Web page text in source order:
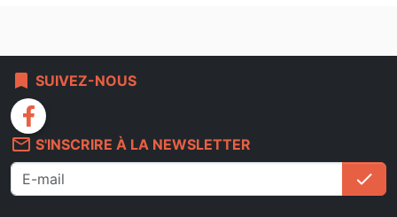
bookmark SUIVEZ-NOUS
facebook
mail_outline S'INSCRIRE À LA NEWSLETTER
check